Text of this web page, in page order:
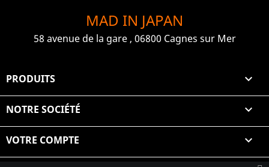
MAD IN JAPAN
58 avenue de la gare , 06800 Cagnes sur Mer
PRODUITS 
NOTRE SOCIÉTÉ 
VOTRE COMPTE 